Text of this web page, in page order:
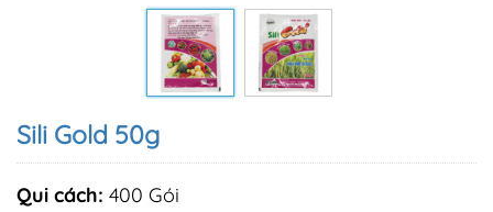
Sili Gold 50g
Qui cách: 400 Gói